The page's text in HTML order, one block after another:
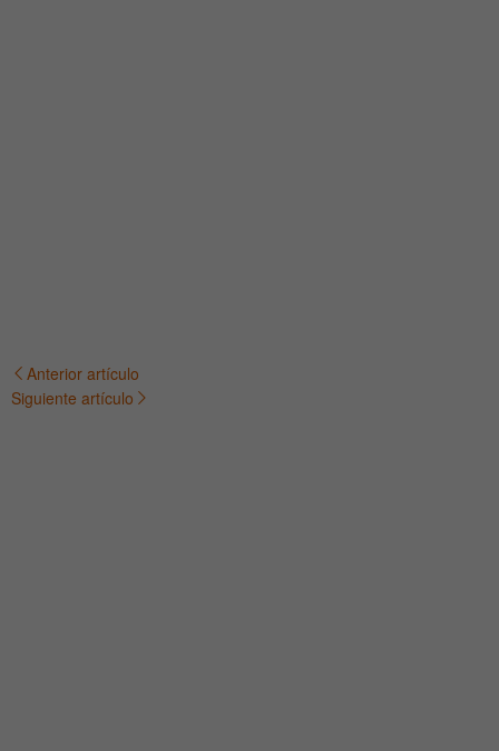
Navegación
Anterior artículo
Siguiente artículo